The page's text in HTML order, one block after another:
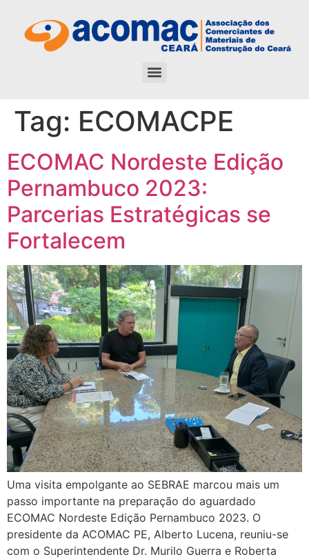
Tag: ECOMACPE
ECOMAC Nordeste Edição
Pernambuco 2023:
Parcerias Estratégicas se
Fortalecem
Uma visita empolgante ao SEBRAE marcou mais um
passo importante na preparação do aguardado
ECOMAC Nordeste Edição Pernambuco 2023. O
presidente da ACOMAC PE, Alberto Lucena, reuniu-se
com o Superintendente Dr. Murilo Guerra e Roberta